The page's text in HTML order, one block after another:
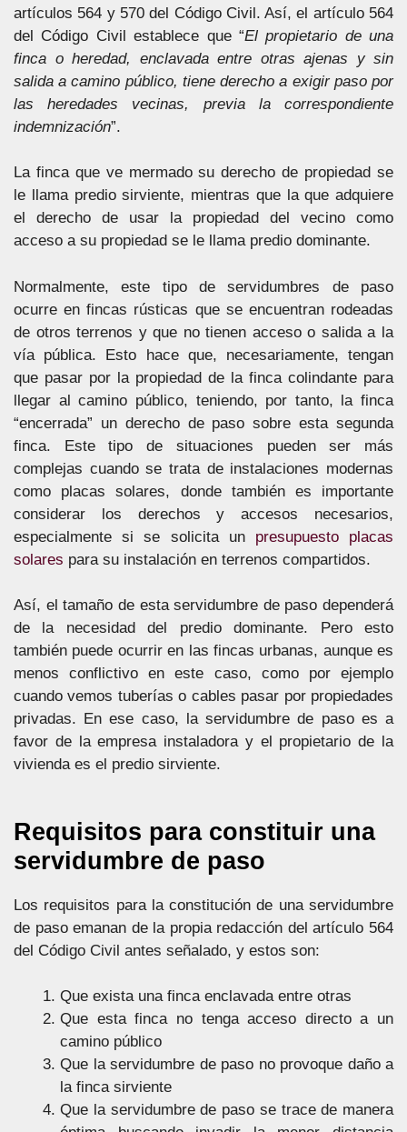
artículos 564 y 570 del Código Civil. Así, el artículo 564
del Código Civil establece que “El propietario de una
finca o heredad, enclavada entre otras ajenas y sin
salida a camino público, tiene derecho a exigir paso por
las heredades vecinas, previa la correspondiente
indemnización”.
La finca que ve mermado su derecho de propiedad se
le llama predio sirviente, mientras que la que adquiere
el derecho de usar la propiedad del vecino como
acceso a su propiedad se le llama predio dominante.
Normalmente, este tipo de servidumbres de paso
ocurre en fincas rústicas que se encuentran rodeadas
de otros terrenos y que no tienen acceso o salida a la
vía pública. Esto hace que, necesariamente, tengan
que pasar por la propiedad de la finca colindante para
llegar al camino público, teniendo, por tanto, la finca
“encerrada” un derecho de paso sobre esta segunda
finca. Este tipo de situaciones pueden ser más
complejas cuando se trata de instalaciones modernas
como placas solares, donde también es importante
considerar los derechos y accesos necesarios,
especialmente si se solicita un presupuesto placas
solares para su instalación en terrenos compartidos.
Así, el tamaño de esta servidumbre de paso dependerá
de la necesidad del predio dominante. Pero esto
también puede ocurrir en las fincas urbanas, aunque es
menos conflictivo en este caso, como por ejemplo
cuando vemos tuberías o cables pasar por propiedades
privadas. En ese caso, la servidumbre de paso es a
favor de la empresa instaladora y el propietario de la
vivienda es el predio sirviente.
Requisitos para constituir una
servidumbre de paso
Los requisitos para la constitución de una servidumbre
de paso emanan de la propia redacción del artículo 564
del Código Civil antes señalado, y estos son:
Que exista una finca enclavada entre otras
Que esta finca no tenga acceso directo a un
camino público
Que la servidumbre de paso no provoque daño a
la finca sirviente
Que la servidumbre de paso se trace de manera